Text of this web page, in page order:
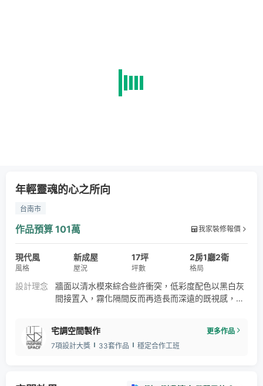
年輕靈魂的心之所向
台南市
作品預算 101萬 我家裝修報價
現代風
風格
新成屋
屋況
17坪
坪數
2房1廳2衛
格局
設計理念
牆面以清水模來綜合些許衝突，低彩度配色以黑白灰
間接置入，霧化隔間反而再造長而深遠的既視感，平
宅調空間製作
更多作品
7項設計大獎
33套作品 穩定合作工班